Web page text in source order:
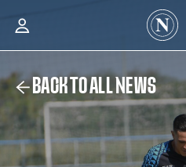
BACK TO ALL NEWS